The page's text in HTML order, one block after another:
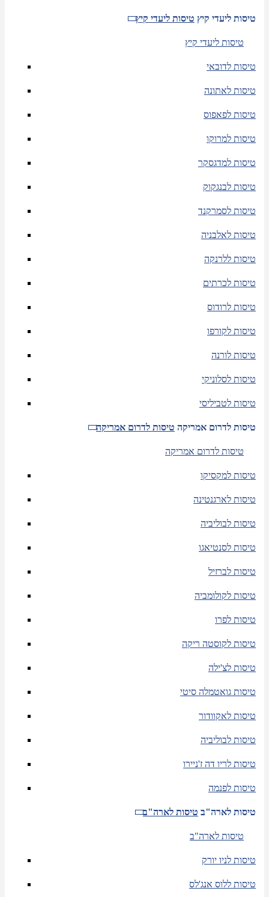
טיסות ליעדי קיץ טיסות ליעדי קיץ
טיסות ליעדי קיץ
טיסות לדובאי
טיסות לאתונה
טיסות לפאפוס
טיסות למרוקו
טיסות למדגסקר
טיסות לבנגקוק
טיסות לסמרקנד
טיסות לאלבניה
טיסות ללרנקה
טיסות לכרתים
טיסות לרודוס
טיסות לקורפו
טיסות לורנה
טיסות לסלוניקי
טיסות לטביליסי
טיסות לדרום אמריקה טיסות לדרום אמריקה
טיסות לדרום אמריקה
טיסות למקסיקו
טיסות לארגנטינה
טיסות לבוליביה
טיסות לסנטיאגו
טיסות לברזיל
טיסות לקולומביה
טיסות לפרו
טיסות לקוסטה ריקה
טיסות לצ'ילה
טיסות גואטמלה סיטי
טיסות לאקוודור
טיסות לבוליביה
טיסות לריו דה ז'ניירו
טיסות לפנמה
טיסות לארה"ב טיסות לארה"ב
טיסות לארה"ב
טיסות לניו יורק
טיסות ללוס אנג'לס